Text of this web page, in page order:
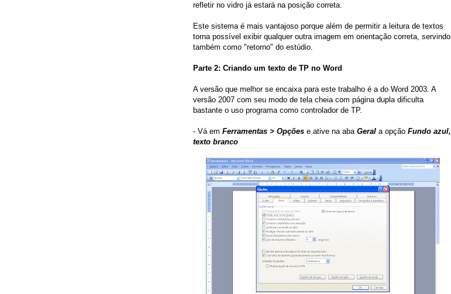
refletir no vidro já estará na posição correta.
Este sistema é mais vantajoso porque além de permitir a leitura de textos
torna possível exibir qualquer outra imagem em orientação correta, servindo
também como "retorno" do estúdio.
Parte 2: Criando um texto de TP no Word
A versão que melhor se encaixa para este trabalho é a do Word 2003. A
versão 2007 com seu modo de tela cheia com página dupla dificulta
bastante o uso programa como controlador de TP.
- Vá em Ferramentas > Opções e ative na aba Geral a opção Fundo azul,
texto branco